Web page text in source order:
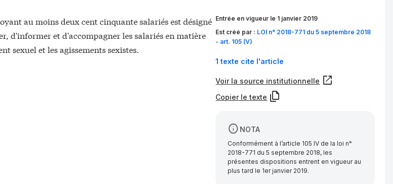
au moins deux cent cinquante salariés est désigné
d'informer et d'accompagner les salariés en matière
sexuel et les agissements sexistes.
Entrée en vigueur le 1 janvier 2019
Est créé par : LOI n° 2018-771 du 5 septembre 2018
- art. 105 (V)
1 texte cite l'article
Voir la source institutionnelle
Copier le texte
NOTA
Conformément à l’article 105 IV de la loi n°
2018-771 du 5 septembre 2018, les
présentes dispositions entrent en vigueur au
plus tard le 1er janvier 2019.